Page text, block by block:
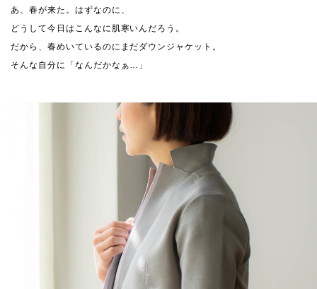
あ、春が来た。はずなのに、
どうして今日はこんなに肌寒いんだろう。
だから、春めいているのにまだダウンジャケット。
そんな自分に「なんだかなぁ…」